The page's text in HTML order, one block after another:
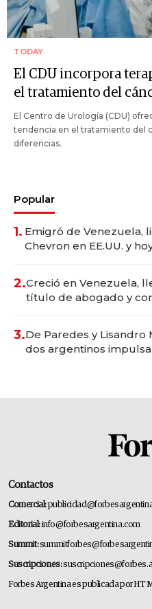
TODAY
El CDU incorpora
el tratamiento del
El Centro de Urología (CDU)
tendencia en el tratamiento del
diferencias.
Popular
1. Emigró de Venezuela,
Chevron en EE.UU. y
2.Creció en Venezuela,
título de abogado y
3.De Paredes y Lisandro
dos argentinos
Contactos
Comercial:
Editorial:info@forbesargentina.com
Summit:
Suscripciones:
Forbes Argentina es publicada por HT